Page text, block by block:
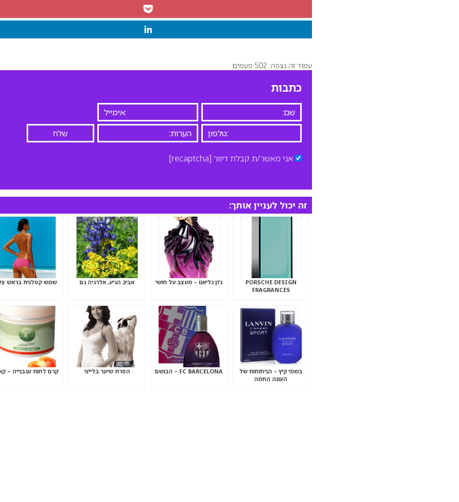
עמוד זה נצפה: 502 פעמים
כתבות
אני מאשר/ת קבלת דיוור [recaptcha]
זה יכול לעניין אותך:
PORSCHE DESIGN
FRAGRANCES
ג’ון גליאנו – מעצב על חושי אביב הגיע, אלרגיה גם שמש קטלנית בראש
בשמי קיץ – הניחוחות של
העונה החמה
FC BARCELONA – הבושם הסרת שיער בלייזר קרם לחות עגבנייה –